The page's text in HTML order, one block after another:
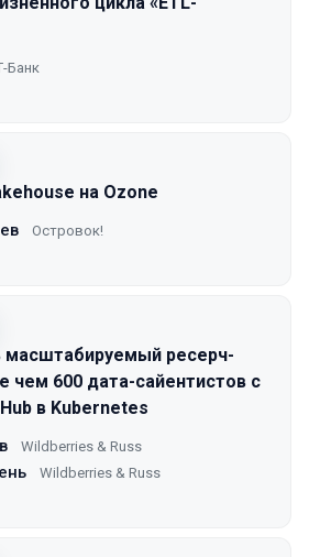
Банк
на Ozone
Островок!
масштабируемый ресерч-
чем 600 дата-сайентистов с
в Kubernetes
Wildberries & Russ
Wildberries & Russ